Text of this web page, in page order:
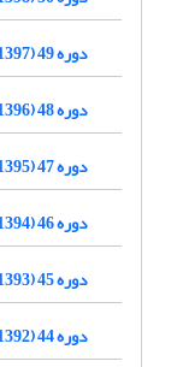
دوره 49 (1397)
دوره 48 (1396)
دوره 47 (1395)
دوره 46 (1394)
دوره 45 (1393)
دوره 44 (1392)